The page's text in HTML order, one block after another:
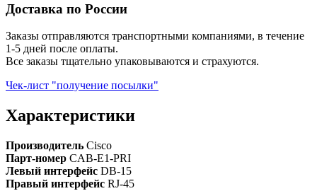
Доставка по России
Заказы отправляются транспортными компаниями, в течение
1-5 дней после оплаты.
Все заказы тщательно упаковываются и страхуются.
Чек-лист "получение посылки"
Характеристики
Производитель Cisco
Парт-номер CAB-E1-PRI
Левый интерфейс DB-15
Правый интерфейс RJ-45